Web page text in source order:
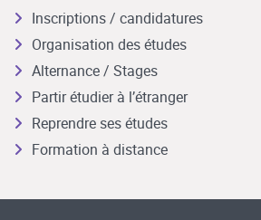
Inscriptions / candidatures
Organisation des études
Alternance / Stages
Partir étudier à l’étranger
Reprendre ses études
Formation à distance